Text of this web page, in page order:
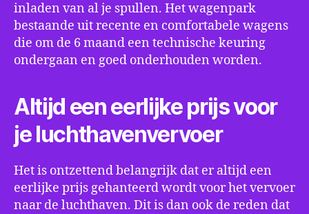
inladen van al je spullen. Het wagenpark
bestaande uit recente en comfortabele wagens
die om de 6 maand een technische keuring
ondergaan en goed onderhouden worden.
Altijd een eerlijke prijs voor
je luchthavenvervoer
Het is ontzettend belangrijk dat er altijd een
eerlijke prijs gehanteerd wordt voor het vervoer
naar de luchthaven. Dit is dan ook de reden dat